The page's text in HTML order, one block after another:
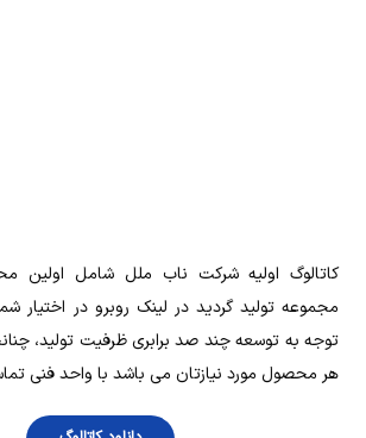
‌کاتالوگ اولیه شرکت ناب ملل شامل اولین
مجموعه تولید گردید در لینک روبرو در اختیار
توجه به توسعه چند صد برابری ظرفیت تولید،
هر محصول مورد نیازتان می باشد با واحد فنی